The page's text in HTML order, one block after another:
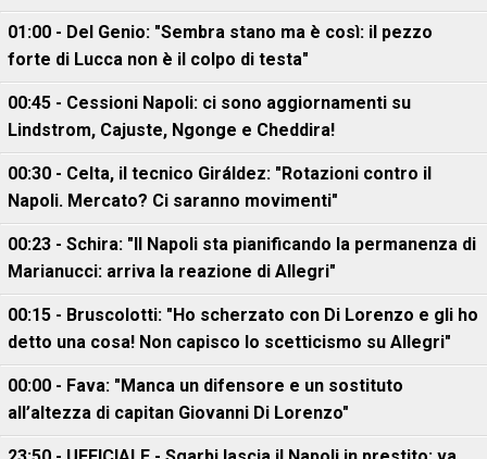
01:00 - Del Genio: "Sembra stano ma è così: il pezzo
forte di Lucca non è il colpo di testa"
00:45 - Cessioni Napoli: ci sono aggiornamenti su
Lindstrom, Cajuste, Ngonge e Cheddira!
00:30 - Celta, il tecnico Giráldez: "Rotazioni contro il
Napoli. Mercato? Ci saranno movimenti"
00:23 - Schira: "Il Napoli sta pianificando la permanenza di
Marianucci: arriva la reazione di Allegri"
00:15 - Bruscolotti: "Ho scherzato con Di Lorenzo e gli ho
detto una cosa! Non capisco lo scetticismo su Allegri"
00:00 - Fava: "Manca un difensore e un sostituto
all’altezza di capitan Giovanni Di Lorenzo"